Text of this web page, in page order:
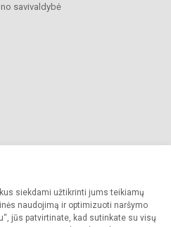
siekdami užtikrinti jums teikiamų
naudojimą ir optimizuoti naršymo
jūs patvirtinate, kad sutinkate su visų
savivaldybė
Visos teisės saugomos.
sutikimo griežtai draudžiama.
Slapukų valdymas